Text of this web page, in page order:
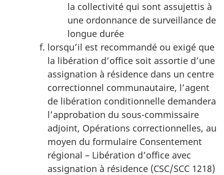
la collectivité qui sont assujettis à
une ordonnance de surveillance de
longue durée
lorsqu’il est recommandé ou exigé que
la libération d’office soit assortie d’une
assignation à résidence dans un centre
correctionnel communautaire, l’agent
de libération conditionnelle demandera
l’approbation du sous-commissaire
adjoint, Opérations correctionnelles, au
moyen du formulaire Consentement
régional – Libération d’office avec
assignation à résidence (CSC/SCC 1218)